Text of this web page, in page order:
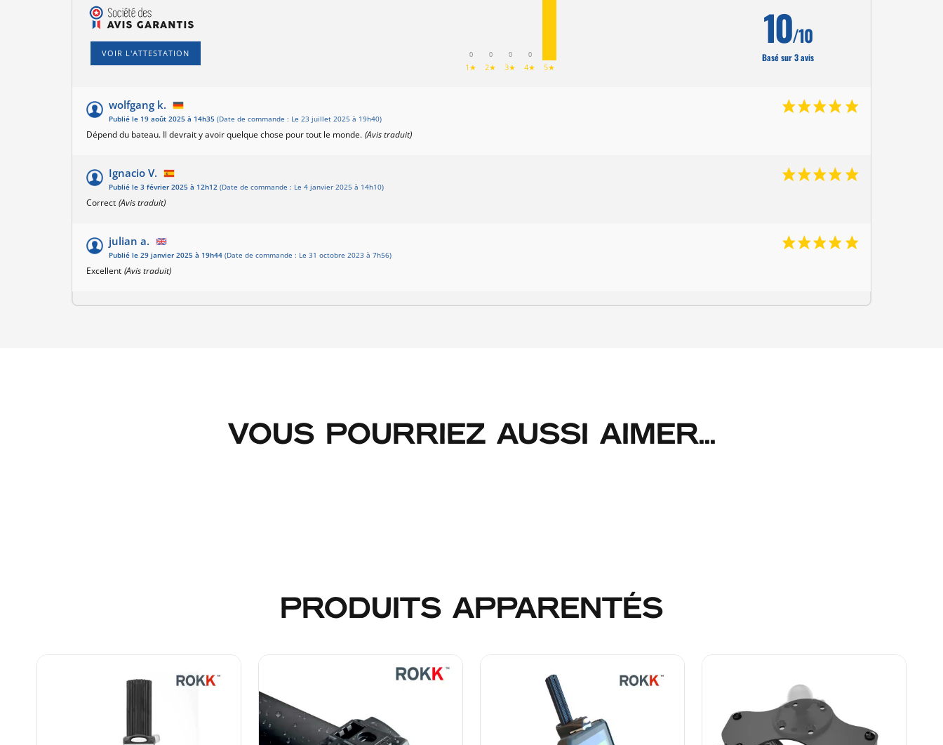
VOIR L'ATTESTATION 0
1★
0
2★
0
3★
0
4★ 5★
10/10
Basé sur 3 avis
wolfgang k.
Publié le 19 août 2025 à 14h35 (Date de commande : Le 23 juillet 2025 à 19h40)
Dépend du bateau. Il devrait y avoir quelque chose pour tout le monde. (Avis traduit)
Ignacio V.
Publié le 3 février 2025 à 12h12 (Date de commande : Le 4 janvier 2025 à 14h10)
Correct (Avis traduit)
julian a.
Publié le 29 janvier 2025 à 19h44 (Date de commande : Le 31 octobre 2023 à 7h56)
Excellent (Avis traduit)
VOUS POURRIEZ AUSSI AIMER...
PRODUITS APPARENTÉS